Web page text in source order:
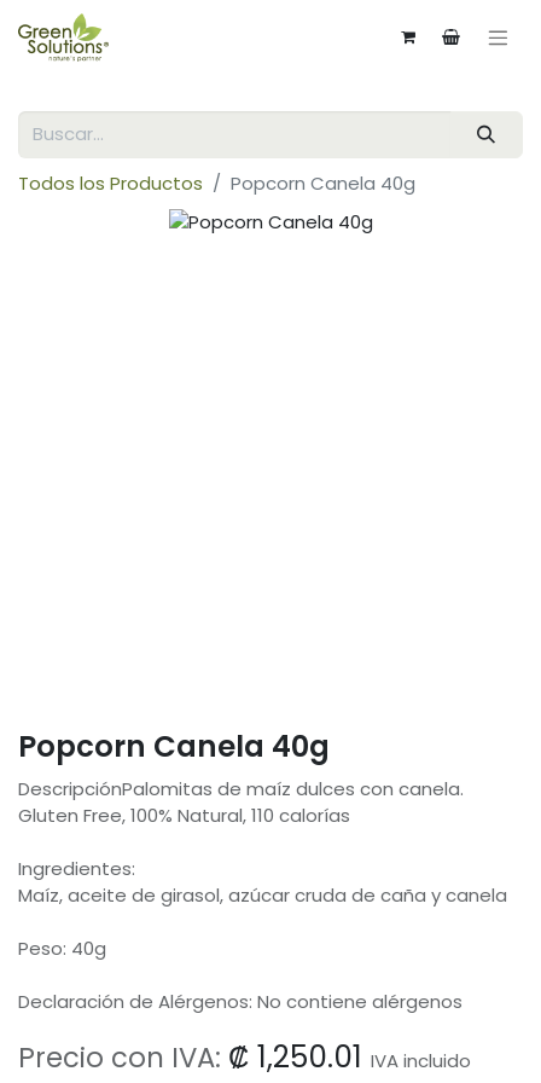
Todos los Productos Popcorn Canela 40g
Popcorn Canela 40g
DescripciónPalomitas de maíz dulces con canela.
Gluten Free, 100% Natural, 110 calorías
Ingredientes:
Maíz, aceite de girasol, azúcar cruda de caña y canela
Peso: 40g
Declaración de Alérgenos: No contiene alérgenos
Precio con IVA: ₡ 1,250.01 IVA incluido